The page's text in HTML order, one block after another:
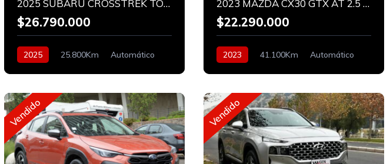
2025 SUBARU CROSSTREK TOURING HIBRIDO
$26.790.000
2025 25.800Km
Automático
2023 MAZDA CX30 GTX AT 2.5 AWD
$22.290.000
2023 41.100Km
Automático
Vendido Vendido